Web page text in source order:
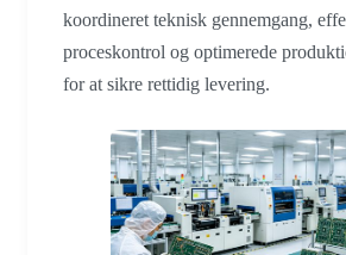
koordineret teknisk gennemgang,
proceskontrol og optimerede
for at sikre rettidig levering.